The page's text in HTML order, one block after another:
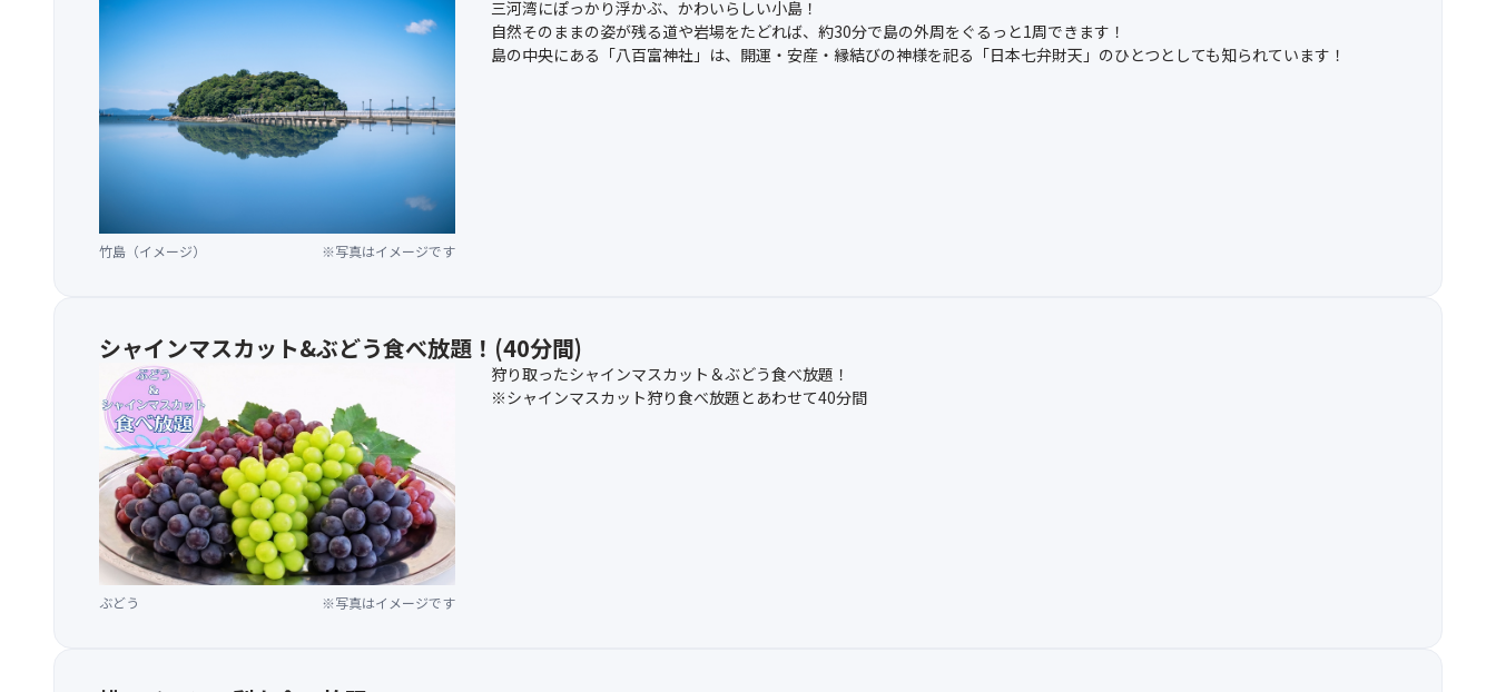
竹島（イメージ） ※写真はイメージです
三河湾にぽっかり浮かぶ、かわいらしい小島！
自然そのままの姿が残る道や岩場をたどれば、約30分で島の外周をぐるっと1周できます！
島の中央にある「八百富神社」は、開運・安産・縁結びの神様を祀る「日本七弁財天」のひとつとしても知られています！
シャインマスカット&ぶどう食べ放題！(40分間)
ぶどう ※写真はイメージです
狩り取ったシャインマスカット＆ぶどう食べ放題！
※シャインマスカット狩り食べ放題とあわせて40分間